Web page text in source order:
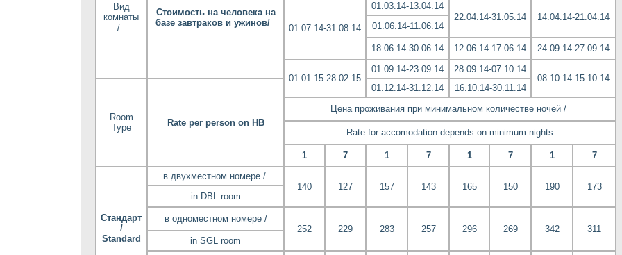
Вид
комнаты
/
Стоимость на человека на
базе завтраков и ужинов/
01.07.14-31.08.14
01.03.14-13.04.14
22.04.14-31.05.14
14.04.14-21.04.14
01.06.14-11.06.14
18.06.14-30.06.14 12.06.14-17.06.14 24.09.14-27.09.14
01.01.15-28.02.15
01.09.14-23.09.14
28.09.14-07.10.14
08.10.14-15.10.14
Room
Type
Rate per person on HB
01.12.14-31.12.14
16.10.14-30.11.14
Цена проживания при минимальном количестве ночей /
Rate for accomodation depends on minimum nights
1 7 1 7 1 7 1 7
Стандарт
/
Standard
в двухместном номере /
140
127 157 143 165 150 190
173
in DBL room
в одноместном номере /
252
229 283 257 296 269 342
311
in SGL room